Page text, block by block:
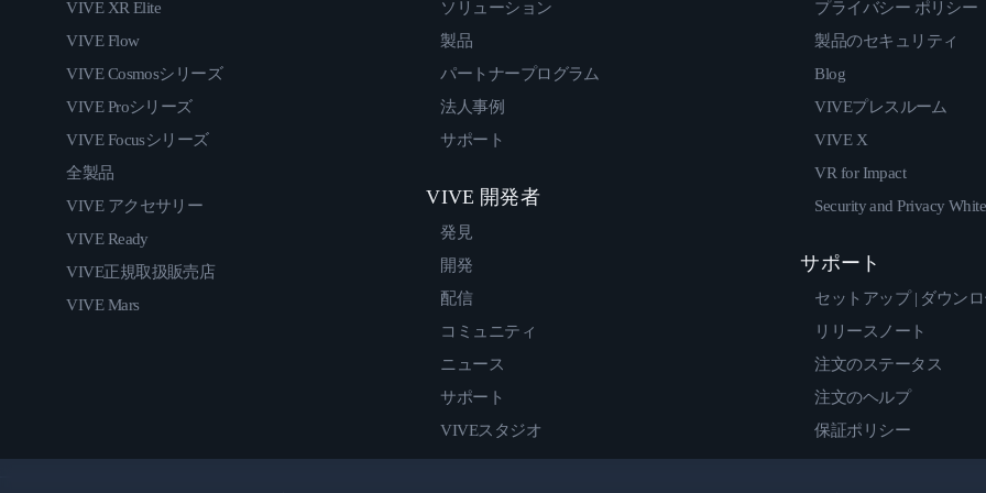
VIVE XR Elite
VIVE Flow
VIVE Cosmosシリーズ
VIVE Proシリーズ
VIVE Focusシリーズ
全製品
VIVE アクセサリー
VIVE Ready
VIVE正規取扱販売店
VIVE Mars
ソリューション
製品
パートナープログラム
法人事例
サポート
VIVE 開発者
発見
開発
配信
コミュニティ
ニュース
サポート
VIVEスタジオ
プライバシー ポリシー
製品のセキュリティ
Blog
VIVEプレスルーム
VIVE X
VR for Impact
Security and Privacy
サポート
セットアップ | ダウン
リリースノート
注文のステータス
注文のヘルプ
保証ポリシー